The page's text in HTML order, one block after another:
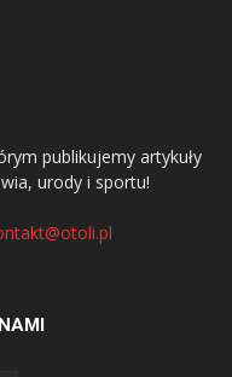
publikujemy artykuły
urody i sportu!